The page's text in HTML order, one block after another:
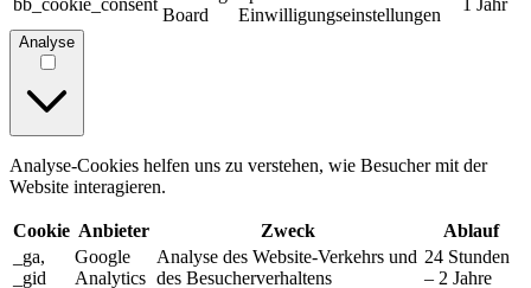
bb_cookie_consent
Board
Einwilligungseinstellungen
1 Jahr
Analyse
Analyse-Cookies helfen uns zu verstehen, wie Besucher mit der
Website interagieren.
Cookie Anbieter Zweck
Ablauf
_ga,
_gid
Google
Analytics
Analyse des Website-Verkehrs und
des Besucherverhaltens
24 Stunden
– 2 Jahre